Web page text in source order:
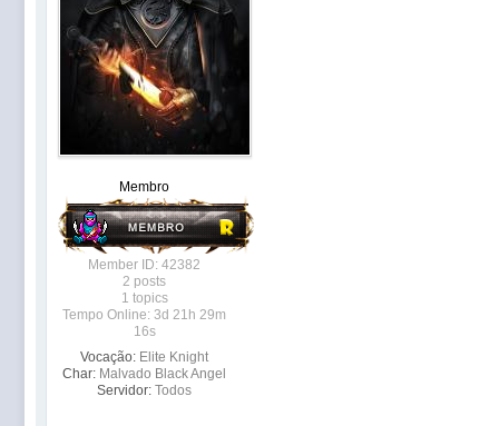
Membro
Member ID: 42382
2 posts
1 topics
Tempo Online: 3d 21h 29m
16s
Vocação: Elite Knight
Char: Malvado Black Angel
Servidor: Todos